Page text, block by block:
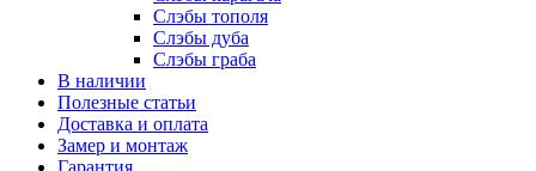
Слэбы тополя
Слэбы дуба
Слэбы граба
В наличии
Полезные статьи
Доставка и оплата
Замер и монтаж
Гарантия